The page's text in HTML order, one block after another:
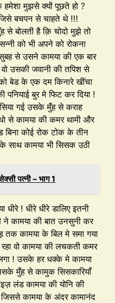
मुझसे क्यों पूछते हो ?
जिसे बचपन से चाहते थे !!!
से बोलती है क़ि चोदो मुझे तो
को भी अपने को रोकना
से उसने कामया की एक बार
उसकी जवानी की तपिश से
बेड के एक दम किनारे खींचा
बुर मे फिट कर दिया !
गई उसके मुँह से कराह
से कामया की कमर थामी और
बिना कोई रोक टोक के तीन
साथ कामया भी सिसक उठी
पत्नी – भाग 1
! धीरे धीरे डालिए इतनी
ने कामया की बात उनसुनी कर
कामया के बिल मे समा गया
वो कामया की लचकती कमर
! उसके हर धक्के मे कामया
मुँह से कामुक सिसकारियाँ
लंड कामया की योनि की
जिससे कामया के अंदर कामानंद